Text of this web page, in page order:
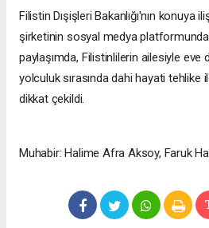
Filistin Dışişleri Bakanlığı'nın konuya
şirketinin sosyal medya
paylaşımda, Filistinlilerin ailesiyle eve
yolculuk sırasında dahi hayati tehlike
dikkat çekildi.
Muhabir: Halime Afra Aksoy, Faruk